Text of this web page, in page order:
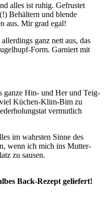
alles ist ruhig. Gefrustet
Behältern und blende
aus. Mir grad egal!
allerdings ganz nett aus, das
Form. Garniert mit
ganze Hin- und Her und Teig-
Küchen-Klim-Bim zu
vermutlich
im wahrsten Sinne des
wenn ich mich ins Mutter-
zu sausen.
Back-Rezept geliefert!